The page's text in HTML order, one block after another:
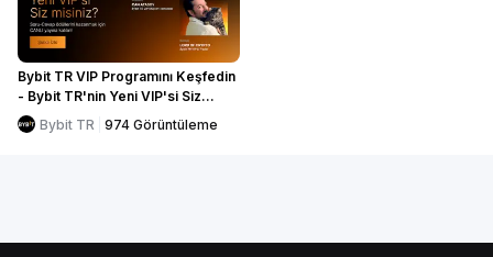
Bybit TR VIP Programını Keşfedin
- Bybit TR'nin Yeni VIP'si Siz
misiniz?
Bybit TR 974 Görüntüleme